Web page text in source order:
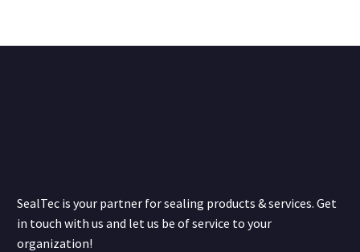
SealTec is your partner for sealing products & services. Get
in touch with us and let us be of service to your
organization!